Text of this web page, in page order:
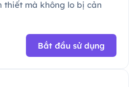
thiết mà không lo bị cản
Bắt đầu sử dụng